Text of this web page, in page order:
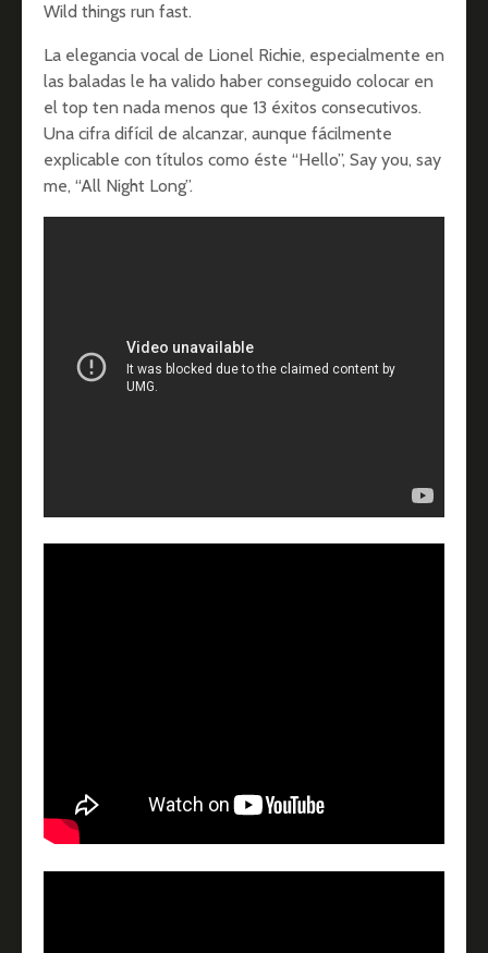
Wild things run fast.
La elegancia vocal de Lionel Richie, especialmente en
las baladas le ha valido haber conseguido colocar en
el top ten nada menos que 13 éxitos consecutivos.
Una cifra difícil de alcanzar, aunque fácilmente
explicable con títulos como éste “Hello”, Say you, say
me, “All Night Long”.